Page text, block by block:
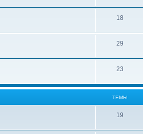
18
29
23
ТЕМЫ
19